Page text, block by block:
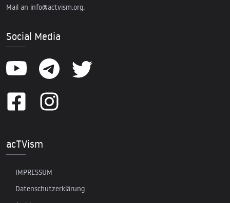
Mail an info@actvism.org
Social Media
acTVism
IMPRESSUM
Datenschutzerklärung